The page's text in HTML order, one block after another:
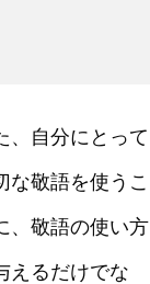
、自分にとって
な敬語を使うこ
、敬語の使い方
えるだけでな